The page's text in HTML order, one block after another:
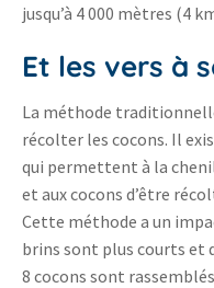
jusqu’à 4 000 mètres (4
Et les vers à
La méthode
récolter les cocons. Il
qui permettent à la
et aux cocons d’être
Cette méthode a un
brins sont plus courts et
8 cocons sont